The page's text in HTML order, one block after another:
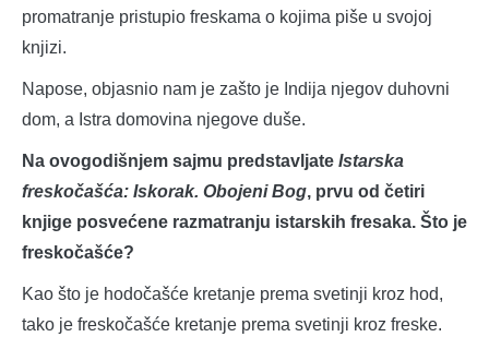
promatranje pristupio freskama o kojima piše u svojoj
knjizi.
Napose, objasnio nam je zašto je Indija njegov duhovni
dom, a Istra domovina njegove duše.
Na ovogodišnjem sajmu predstavljate Istarska
freskočašća: Iskorak. Obojeni Bog, prvu od četiri
knjige posvećene razmatranju istarskih fresaka. Što je
freskočašće?
Kao što je hodočašće kretanje prema svetinji kroz hod,
tako je freskočašće kretanje prema svetinji kroz freske.